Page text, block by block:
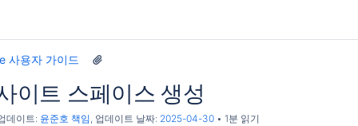
사용자 가이드
이트 스페이스 생성
데이트: 윤준호 책임, 업데이트 날짜: 2025-04-30 1분 읽기